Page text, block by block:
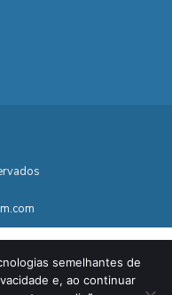
semelhantes de
e, ao continuar